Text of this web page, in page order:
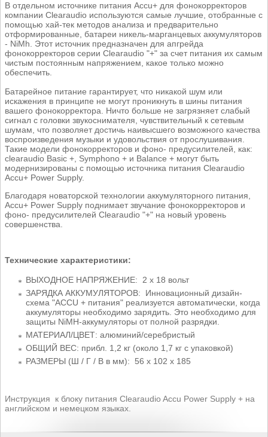
В отдельном источнике питания Accu+ для фонокорректоров
компании Clearaudio используются самые лучшие, отобранные с
помощью хай-тек методов анализа и предварительно
отформированные, батареи никель-марганцевых аккумуляторов
- NiMh. Этот источник предназначен для апгрейда
фонокорректоров серии Clearaudio "+" за счет питания их самым
чистым постоянным напряжением, какое только можно
обеспечить.
Батарейное питание гарантирует, что никакой шум или
искажения в принципе не могут проникнуть в шины питания
вашего фонокорректора. Ничто больше не загрязняет слабый
сигнал с головки звукоснимателя, чувствительный к сетевым
шумам, что позволяет достичь наивысшего возможного качества
воспроизведения музыки и удовольствия от прослушивания.
Такие модели фонокорректоров и фоно- предусилителей, как:
clearaudio Basic +, Symphono + и Balance + могут быть
модернизированы с помощью источника питания Clearaudio
Accu+ Power Supply.
Благодаря новаторской технологии аккумуляторного питания,
Accu+ Power Supply поднимает звучание фонокорректоров и
фоно- предусилителей Clearaudio "+" на новый уровень
совершенства.
Технические характеристики:
ВЫХОДНОЕ НАПРЯЖЕНИЕ: 2 х 18 вольт
ЗАРЯДКА АККУМУЛЯТОРОВ: Инновационный дизайн-
схема "ACCU + питания" реализуется автоматически, когда
аккумуляторы необходимо зарядить. Это необходимо для
защиты NiMH-аккумуляторы от полной разрядки.
МАТЕРИАЛ/ЦВЕТ: алюминий/серебристый
ОБЩИЙ ВЕС: прибл. 1,2 кг (около 1,7 кг с упаковкой)
РАЗМЕРЫ (Ш / Г / ​​В в мм): 56 х 102 х 185
Инструкция к блоку питания Clearaudio Accu Power Supply + на
английском и немецком языках.